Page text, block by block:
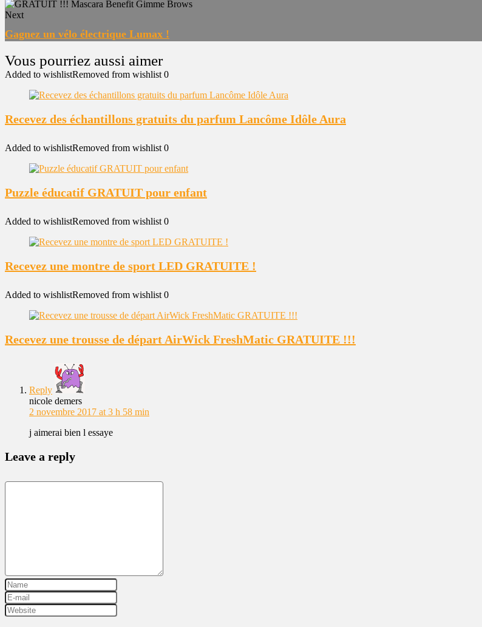
Next
Gagnez un vélo électrique Lumax !
Added to wishlistRemoved from wishlist 0
Recevez des échantillons gratuits du parfum Lancôme Idôle Aura
Added to wishlistRemoved from wishlist 0
Puzzle éducatif GRATUIT pour enfant
Added to wishlistRemoved from wishlist 0
Recevez une montre de sport LED GRATUITE !
Added to wishlistRemoved from wishlist 0
Recevez une trousse de départ AirWick FreshMatic GRATUITE !!!
Reply
nicole demers
2 novembre 2017 at 3 h 58 min
j aimerai bien l essaye
Leave a reply